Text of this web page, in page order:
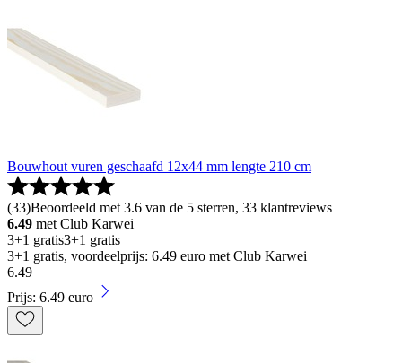
Bouwhout vuren geschaafd 12x44 mm lengte 210 cm
(33)Beoordeeld met 3.6 van de 5 sterren, 33 klantreviews
6.49 met Club Karwei
3+1 gratis3+1 gratis
3+1 gratis, voordeelprijs: 6.49 euro met Club Karwei
6.49
Prijs: 6.49 euro